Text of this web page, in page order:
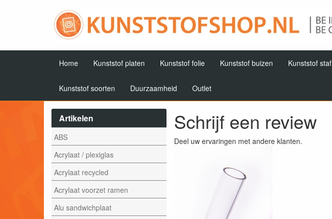
Home Kunststof platen Kunststof folie Kunststof buizen Kunststof staf
Kunststof soorten Duurzaamheid Outlet
Artikelen
ABS
Acrylaat / plexiglas
Acrylaat recycled
Acrylaat voorzet ramen
Alu sandwichplaat
Schrijf een review
Deel uw ervaringen met andere klanten.